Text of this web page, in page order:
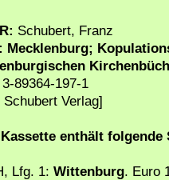
Schubert, Franz
Mecklenburg;
3-89364-197-1
Schubert Verlag]
enthält folgende
Lfg. 1: Wittenburg. Euro